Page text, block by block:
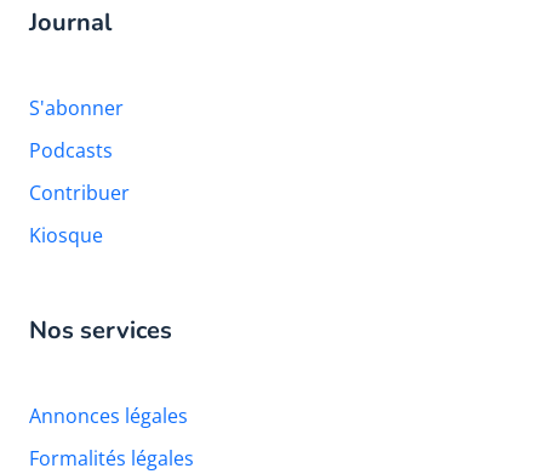
Journal
S'abonner
Podcasts
Contribuer
Kiosque
Nos services
Annonces légales
Formalités légales